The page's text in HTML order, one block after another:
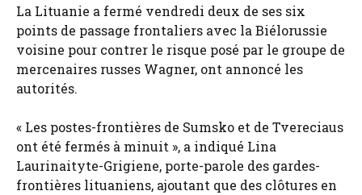
La Lituanie a fermé vendredi deux de ses six
points de passage frontaliers avec la Biélorussie
voisine pour contrer le risque posé par le groupe de
mercenaires russes Wagner, ont annoncé les
autorités.
« Les postes-frontières de Sumsko et de Tvereciaus
ont été fermés à minuit », a indiqué Lina
Laurinaityte-Grigiene, porte-parole des gardes-
frontières lituaniens, ajoutant que des clôtures en